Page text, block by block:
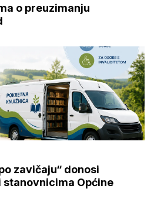
o preuzimanju
zavičaju“ donosi
Općine